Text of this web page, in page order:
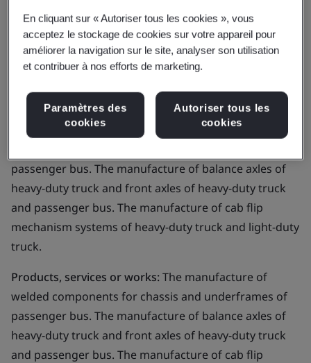
Anhui Ankai Jinda
Machinery
Manufacturing Co., Ltd.
Business scope:The manufacture of welded
passenger bus. The manufacture of balance axles of
heavy-duty truck and front axles of heavy-duty truck
and passenger bus. The manufacture of cab flip
mechanism systems of heavy-duty truck and light-duty
truck.
Products, services or works:The manufacture of
welded components for chassis and underframes of
passenger bus. The manufacture of balance axles of
heavy-duty truck and front axles of heavy-duty truck
and passenger bus. The manufacture of cab flip
En cliquant sur « Autoriser tous les cookies », vous
acceptez le stockage de cookies sur votre appareil pour
améliorer la navigation sur le site, analyser son utilisation
et contribuer à nos efforts de marketing.
Paramètres des
cookies
Autoriser tous les
cookies